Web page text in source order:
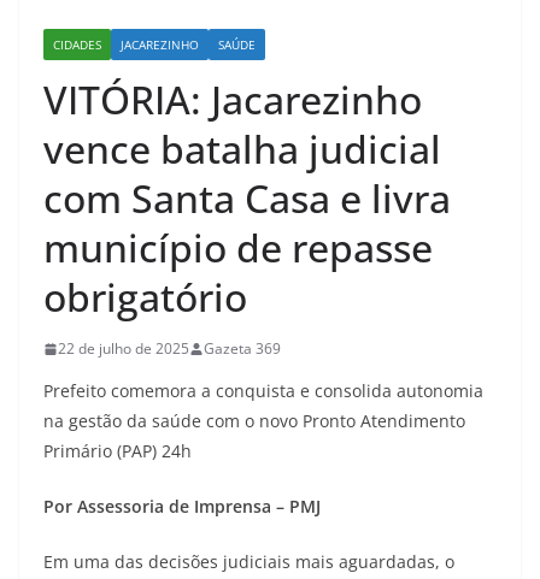
CIDADES JACAREZINHO SAÚDE
VITÓRIA: Jacarezinho
vence batalha judicial
com Santa Casa e livra
município de repasse
obrigatório
22 de julho de 2025 Gazeta 369
Prefeito comemora a conquista e consolida autonomia
na gestão da saúde com o novo Pronto Atendimento
Primário (PAP) 24h
Por Assessoria de Imprensa – PMJ
Em uma das decisões judiciais mais aguardadas, o